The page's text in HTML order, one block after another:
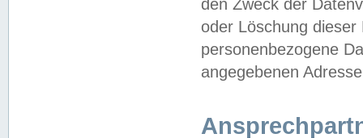
den Zweck der
oder Löschung
personenbezogene
angegebenen